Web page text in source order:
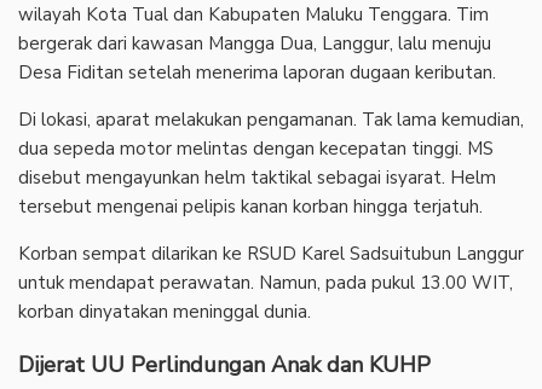
wilayah Kota Tual dan Kabupaten Maluku Tenggara. Tim
bergerak dari kawasan Mangga Dua, Langgur, lalu menuju
Desa Fiditan setelah menerima laporan dugaan keributan.
‎Di lokasi, aparat melakukan pengamanan. Tak lama kemudian,
dua sepeda motor melintas dengan kecepatan tinggi. MS
disebut mengayunkan helm taktikal sebagai isyarat. Helm
tersebut mengenai pelipis kanan korban hingga terjatuh.
‎Korban sempat dilarikan ke RSUD Karel Sadsuitubun Langgur
untuk mendapat perawatan. Namun, pada pukul 13.00 WIT,
korban dinyatakan meninggal dunia.
Dijerat UU Perlindungan Anak dan KUHP